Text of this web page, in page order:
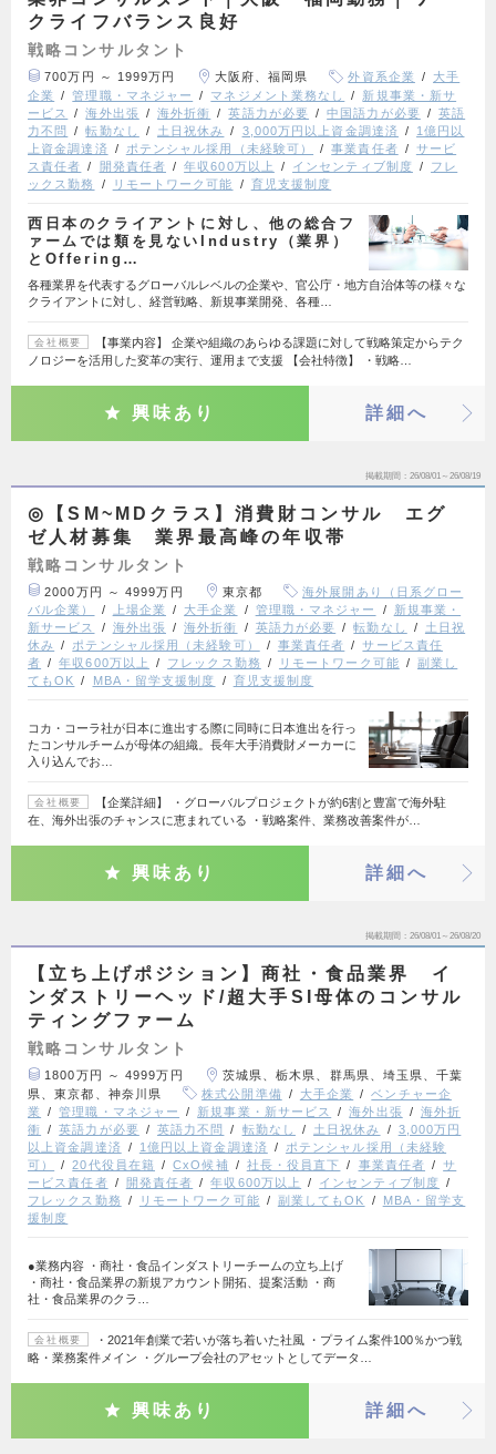
クライフバランス良好
戦略コンサルタント
700万円 ～ 1999万円 大阪府、福岡県 外資系企業
大手
企業
管理職・マネジャー マネジメント業務なし
新規事業・新サ
ービス
海外出張 海外折衝 英語力が必要 中国語力が必要
英語
力不問
転勤なし 土日祝休み 3,000万円以上資金調達済
1億円以
上資金調達済
ポテンシャル採用（未経験可） 事業責任者
サービ
ス責任者
開発責任者 年収600万以上 インセンティブ制度
フレ
ックス勤務
リモートワーク可能 育児支援制度
西日本のクライアントに対し、他の総合フ
ァームでは類を見ないIndustry（業界）
とOffering…
各種業界を代表するグローバルレベルの企業や、官公庁・地方自治体等の様々な
クライアントに対し、経営戦略、新規事業開発、各種…
会社概要
【事業内容】 企業や組織のあらゆる課題に対して戦略策定からテク
ノロジーを活用した変革の実行、運用まで支援 【会社特徴】 ・戦略…
興味あり 詳細へ
掲載期間 26/08/01～26/08/19
◎【SM~MDクラス】消費財コンサル エグ
ゼ人材募集 業界最高峰の年収帯
戦略コンサルタント
2000万円 ～ 4999万円 東京都
海外展開あり（日系グロー
バル企業）
上場企業 大手企業 管理職・マネジャー
新規事業・
新サービス
海外出張 海外折衝 英語力が必要 転勤なし
土日祝
休み
ポテンシャル採用（未経験可） 事業責任者
サービス責任
者
年収600万以上 フレックス勤務 リモートワーク可能
副業し
てもOK
MBA・留学支援制度 育児支援制度
コカ・コーラ社が日本に進出する際に同時に日本進出を行っ
たコンサルチームが母体の組織。長年大手消費財メーカーに
入り込んでお…
会社概要
【企業詳細】 ・グローバルプロジェクトが約6割と豊富で海外駐
在、海外出張のチャンスに恵まれている ・戦略案件、業務改善案件が…
興味あり 詳細へ
掲載期間 26/08/01～26/08/20
【立ち上げポジション】商社・食品業界 イ
ンダストリーヘッド/超大手SI母体のコンサル
ティングファーム
戦略コンサルタント
1800万円 ～ 4999万円
茨城県、栃木県、群馬県、埼玉県、千葉
県、東京都、神奈川県
株式公開準備 大手企業
ベンチャー企
業
管理職・マネジャー 新規事業・新サービス 海外出張
海外折
衝
英語力が必要 英語力不問 転勤なし 土日祝休み
3,000万円
以上資金調達済
1億円以上資金調達済
ポテンシャル採用（未経験
可）
20代役員在籍 CxO候補 社長・役員直下 事業責任者
サ
ービス責任者
開発責任者 年収600万以上
インセンティブ制度
フレックス勤務
リモートワーク可能 副業してもOK
MBA・留学支
援制度
●業務内容 ・商社・食品インダストリーチームの立ち上げ
・商社・食品業界の新規アカウント開拓、提案活動 ・商
社・食品業界のクラ…
会社概要
・2021年創業で若いが落ち着いた社風 ・プライム案件100％かつ戦
略・業務案件メイン ・グループ会社のアセットとしてデータ…
興味あり 詳細へ